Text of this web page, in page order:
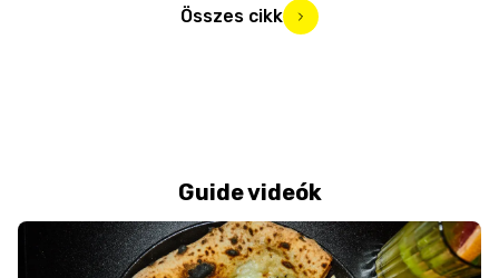
Összes cikk
Guide videók